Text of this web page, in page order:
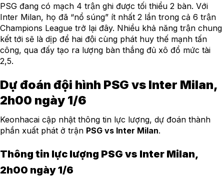
PSG đang có mạch 4 trận ghi được tối thiểu 2 bàn. Với
Inter Milan, họ đã “nổ súng” ít nhất 2 lần trong cả 6 trận
Champions League trở lại đây. Nhiều khả năng trận chung
kết tới sẽ là dịp để hai đội cùng phát huy thế mạnh tấn
công, qua đấy tạo ra lượng bàn thắng đủ xô đổ mức tài
2,5.
Dự đoán đội hình PSG vs Inter Milan,
2h00 ngày 1/6
Keonhacai cập nhật thông tin lực lượng, dự đoán thành
phần xuất phát ở trận PSG vs Inter Milan.
Thông tin lực lượng PSG vs Inter Milan,
2h00 ngày 1/6